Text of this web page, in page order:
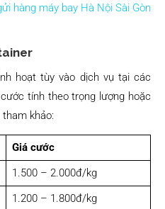
hàng máy bay Hà Nội Sài Gòn
hoạt tùy vào dịch vụ tại các
tính theo trọng lượng hoặc
khảo:
Giá cước
1.500 – 2.000đ/kg
1.200 – 1.800đ/kg